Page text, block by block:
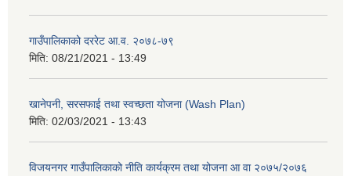
गाउँपालिकाको दररेट आ.व. २०७८-७९
मिति: 08/21/2021 - 13:49
खानेपनी, सरसफाई तथा स्वच्छता योजना (Wash Plan)
मिति: 02/03/2021 - 13:43
विजयनगर गाउँपालिकाको नीति कार्यक्रम तथा योजना आ वा २०७५/२०७६